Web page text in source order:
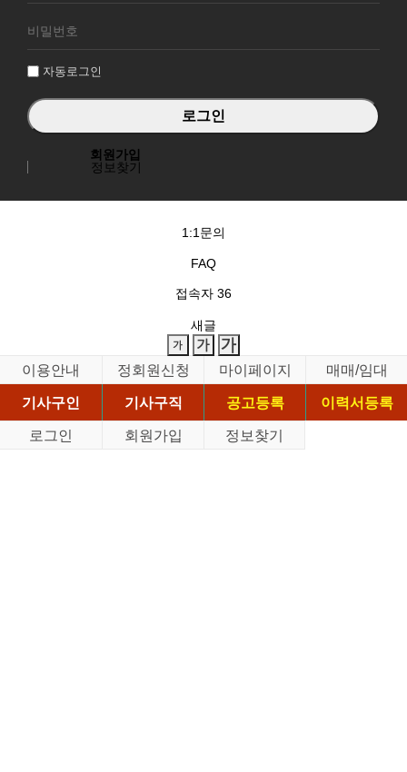
그
자동로그인
회원가입
정보찾기
1:1문의
FAQ
접속자 36
새글
이용안내 정회원신청 마이페이지
매매/임대
기사구인
기사구직 공고등록
이력서등록
로그인
회원가입 정보찾기